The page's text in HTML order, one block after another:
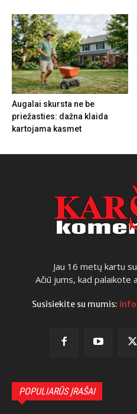
Augalai skursta ne be
priežasties: dažna klaida
kartojama kasmet
Jau 16 metų kartu
Ačiū jums, kad palaikote
Susisiekite su mumis:
POPULIARŪS ĮRAŠAI